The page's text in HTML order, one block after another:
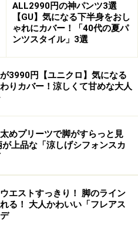
やすいドライスウェッ
バー 1990円（税込）（※9月
販売）
オーバー」は通常のスウェ
機能性も兼ね備えた優秀ト
いても快適な着心地が続く
すい秋冬のアウトドアシー
ALL2990円の神パンツ3選
【GU】気になる下半身をおし
ゃれにカバー！「40代の夏パ
ンツスタイル」3選
3990円【ユニクロ】気になる
りカバー！涼しくて甘めな大人
太めプリーツで脚がすらっと見
が上品な「涼しげシフォンスカ
ウエストすっきり！ 脚のライン
る！ 大人かわいい「フレアス